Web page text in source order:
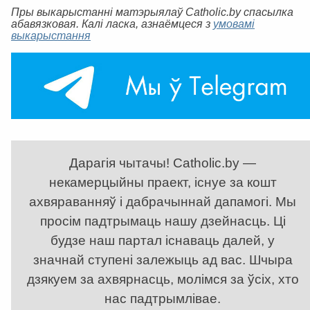
Пры выкарыстанні матэрыялаў Catholic.by спасылка
абавязковая. Калі ласка, азнаёмцеся з умовамі
выкарыстання
Дарагія чытачы! Catholic.by —
некамерцыйны праект, існуе за кошт
ахвяраванняў і дабрачыннай дапамогі. Мы
просім падтрымаць нашу дзейнасць. Ці
будзе наш партал існаваць далей, у
значнай ступені залежыць ад вас. Шчыра
дзякуем за ахвярнасць, молімся за ўсіх, хто
нас падтрымлівае.